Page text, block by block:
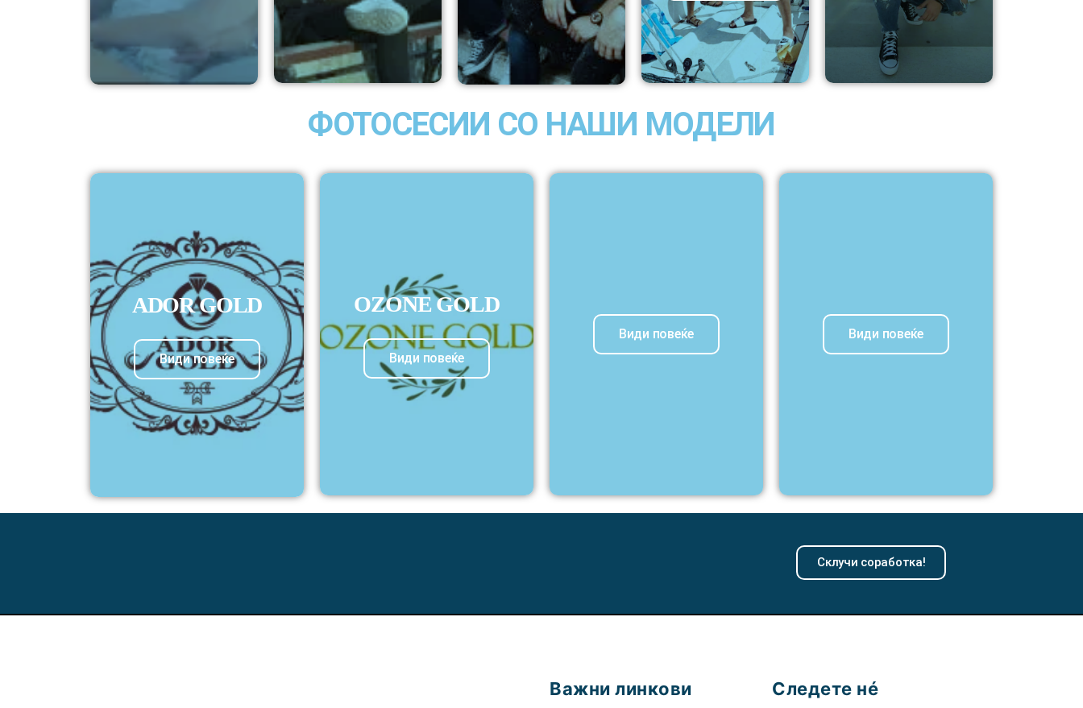
ФОТОСЕСИИ СО НАШИ МОДЕЛИ
ADOR GOLD
Види повеќе
OZONE GOLD
Види повеќе
Види повеќе Види повеќе
Склучи соработка!
Важни линкови Следете нé